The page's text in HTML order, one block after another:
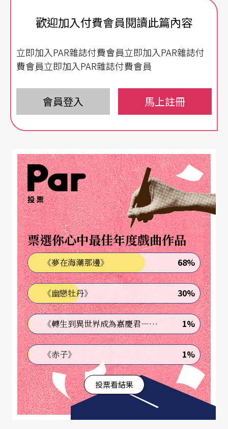
上，都給了他很多的鼓舞和啓示。
最近，他從六個不同的藝術領域各請來一位藝術
家，希望從不同的角度來重新探索這個偉大的作
品。這個超越想像邊界的合作計畫將六首抽象的音
樂，以另一種具象的藝術形式再現，包括日本歌舞
伎、美國現代舞、電影、宗敎建築、冰上舞蹈，甚
影帶由英、德、美、加、葡多國合作，拍攝了五年
多才完成。它在威尼斯影展首映時引來許多驚豔的
目光，更爲當代文化打破僵界、越界合作的新趨向
寫下了新的註脚。
其中，巴哈無伴奏大提琴組曲第三號是明亮的C大
調，使用了許多當時流行的舞曲弦律爲素材。像是
阿雷曼舞曲、庫朗舞曲、小步舞曲、吉格舞曲和嘉
禾舞曲等。我猜，也許就是因爲這個曲子中所具有
的歡愉舞蹈感，讓馬友友決定找一位舞蹈家和他共
同詮釋這個作品吧！
馬克．莫里斯令人側目的編舞家
馬友友找到的是美國當紅的編舞家馬克．來自西雅
圖的莫里斯。莫里斯，是一位具爭議性的天才編舞
歡迎加入付費會員閱讀此篇內容
立即加入PAR雜誌付費會員立即加入PAR雜誌付
費會員立即加入PAR雜誌付費會員
會員登入 馬上註冊
投票
票選你心中最佳年度戲曲作品
《夢在海潮那邊》 68%
《幽戀牡丹》 30%
《轉生到異世界成為嘉慶君—發現我的祖先是詐騙集團!?》 1%
《赤子》 1%
投票看結果